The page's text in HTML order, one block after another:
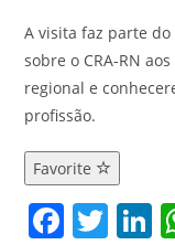
A visita faz parte
sobre o CRA-RN
regional e
profissão.
Favorite
F T